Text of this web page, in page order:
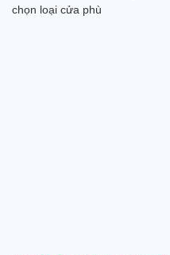
chọn loại cửa phù